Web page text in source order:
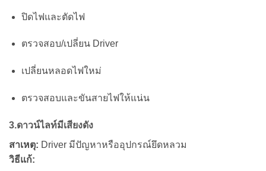
ปิดไฟและตัดไฟ
ตรวจสอบ/เปลี่ยน Driver
เปลี่ยนหลอดไฟใหม่
ตรวจสอบและขันสายไฟให้แน่น
3.ดาวน์ไลท์มีเสียงดัง
สาเหตุ: Driver มีปัญหาหรืออุปกรณ์ยึดหลวม
วิธีแก้: